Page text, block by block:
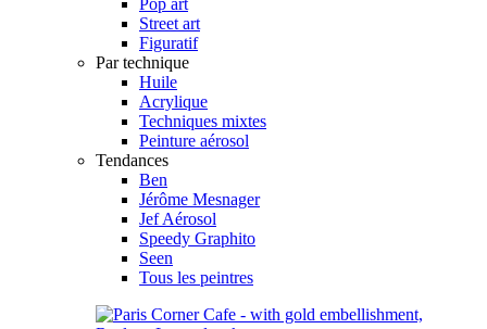
Street art
Figuratif
Par technique
Huile
Acrylique
Techniques mixtes
Peinture aérosol
Tendances
Ben
Jérôme Mesnager
Jef Aérosol
Speedy Graphito
Seen
Tous les peintres